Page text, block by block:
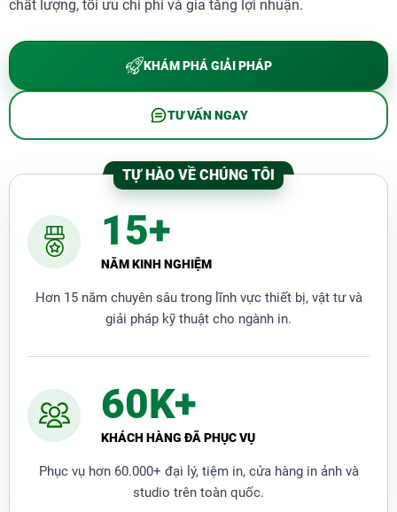
chất lượng, tối ưu chi phí và gia tăng lợi nhuận.
KHÁM PHÁ GIẢI PHÁP
TƯ VẤN NGAY
TỰ HÀO VỀ CHÚNG TÔI
15+
NĂM KINH NGHIỆM
Hơn 15 năm chuyên sâu trong lĩnh vực thiết bị, vật tư và
giải pháp kỹ thuật cho ngành in.
60K+
KHÁCH HÀNG ĐÃ PHỤC VỤ
Phục vụ hơn 60.000+ đại lý, tiệm in, cửa hàng in ảnh và
studio trên toàn quốc.